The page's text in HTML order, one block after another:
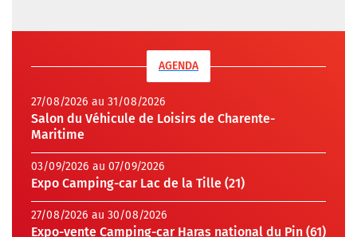
AGENDA
27/08/2026 au 31/08/2026
Salon du Véhicule de Loisirs de Charente-
Maritime
03/09/2026 au 07/09/2026
Expo Camping-car Lac de la Tille (21)
27/08/2026 au 30/08/2026
Expo-vente Camping-car Haras national du Pin (61)